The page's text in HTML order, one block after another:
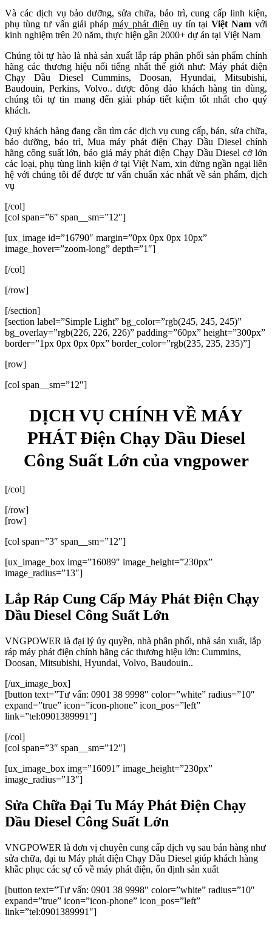
Và các dịch vụ bảo dưỡng, sửa chữa, bảo trì, cung cấp linh kiện,
phụ tùng tư vấn giải phápmáy phát điện uy tín tạiViệt Nam với
kinh nghiệm trên 20 năm, thực hiện gần 2000+ dự án tại Việt Nam
Chúng tôi tự hào là nhà sản xuất lắp ráp phân phối sản phẩm chính
hãng các thương hiệu nổi tiếng nhất thế giới như: Máy phát điện
Chạy Dầu Diesel Cummins, Doosan, Hyundai, Mitsubishi,
Baudouin, Perkins, Volvo.. được đông đảo khách hàng tin dùng,
chúng tôi tự tin mang đến giải pháp tiết kiệm tốt nhất cho quý
khách.
Quý khách hàng đang cần tìm các dịch vụ cung cấp, bán, sửa chữa,
bảo dưỡng, bảo trì, Mua máy phát điện Chạy Dầu Diesel chính
hãng công suất lớn, báo giá máy phát điện Chạy Dầu Diesel cở lớn
các loại, phụ tùng linh kiện ở tại Việt Nam, xin đừng ngần ngại liên
hệ với chúng tôi để được tư vấn chuẩn xác nhất về sản phẩm, dịch
vụ
[/col]
[col span=”6″ span__sm=”12″]
[ux_image id=”16790″ margin=”0px 0px 0px 10px”
image_hover=”zoom-long” depth=”1″]
[/col]
[/row]
[/section]
[section label=”Simple Light” bg_color=”rgb(245, 245, 245)”
bg_overlay=”rgb(226, 226, 226)” padding=”60px” height=”300px”
border=”1px 0px 0px 0px” border_color=”rgb(235, 235, 235)”]
[row]
[col span__sm=”12″]
DỊCH VỤ CHÍNH VỀ MÁY
PHÁT Điện Chạy Dầu Diesel
Công Suất Lớn của vngpower
[/col]
[/row]
[row]
[col span=”3″ span__sm=”12″]
[ux_image_box img=”16089″ image_height=”230px”
image_radius=”13″]
Lắp Ráp Cung Cấp Máy Phát Điện Chạy
Dầu Diesel Công Suất Lớn
VNGPOWER là đại lý ủy quyền, nhà phân phối, nhà sản xuất, lắp
ráp máy phát điện chính hãng các thương hiệu lớn: Cummins,
Doosan, Mitsubishi, Hyundai, Volvo, Baudouin..
[/ux_image_box]
[button text=”Tư vấn: 0901 38 9998″ color=”white” radius=”10″
expand=”true” icon=”icon-phone” icon_pos=”left”
link=”tel:0901389991″]
[/col]
[col span=”3″ span__sm=”12″]
[ux_image_box img=”16091″ image_height=”230px”
image_radius=”13″]
Sửa Chữa Đại Tu Máy Phát Điện Chạy
Dầu Diesel Công Suất Lớn
VNGPOWER là đơn vị chuyên cung cấp dịch vụ sau bán hàng như
sửa chữa, đại tu Máy phát điện Chạy Dầu Diesel giúp khách hàng
khắc phục các sự cố về máy phát điện, ổn định sản xuất
[button text=”Tư vấn: 0901 38 9998″ color=”white” radius=”10″
expand=”true” icon=”icon-phone” icon_pos=”left”
link=”tel:0901389991″]